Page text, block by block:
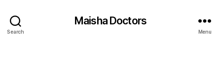
Search
Maisha Doctors
Menu